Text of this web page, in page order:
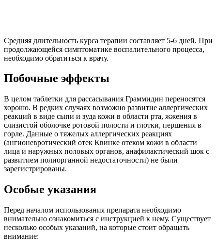
Средняя длительность курса терапии составляет 5-6 дней. При
продолжающейся симптоматике воспалительного процесса,
необходимо обратиться к врачу.
Побочные эффекты
В целом таблетки для рассасывания Граммидин переносятся
хорошо. В редких случаях возможно развитие аллергических
реакций в виде сыпи и зуда кожи в области рта, жжения в
слизистой оболочке ротовой полости и глотки, першения в
горле. Данные о тяжелых аллергических реакциях
(ангионевротический отек Квинке отеком кожи в области
лица и наружных половых органов, анафилактический шок с
развитием полиорганной недостаточности) не были
зарегистрированы.
Особые указания
Перед началом использования препарата необходимо
внимательно ознакомиться с инструкцией к нему. Существует
несколько особых указаний, на которые стоит обращать
внимание: